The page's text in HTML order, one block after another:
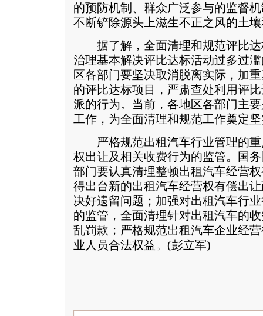
的预防机制、群众广泛参与的监督
不断铲除源头上滋生不正之风的土
据了解，全面清理和规范评比达
治理基本解决评比达标活动过多过
区各部门要坚决取消脱离实际，加
的评比达标项目，严肃查处利用评
派的行为。当前，各地区各部门主
工作，为全面清理和规范工作奠定
严格规范出租汽车行业管理的重
权出让及相关收费行为的监管。国
部门要认真清理整顿出租汽车经营
得出台新的出租汽车经营权有偿出
决好遗留问题；加强对出租汽车行
的监管，全面清理针对出租汽车的
乱罚款；严格规范出租汽车企业经
业人员合法权益。(彭立军)